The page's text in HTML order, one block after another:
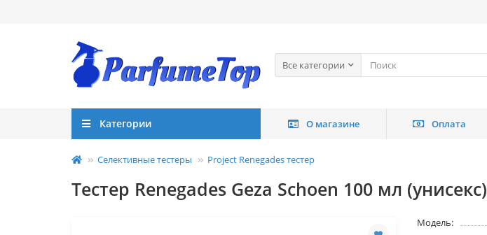
Все категории
Категории О магазине Оплата
Селективные тестеры Project Renegades тестер
Тестер Renegades Geza Schoen 100 мл (унисекс)
Модель: